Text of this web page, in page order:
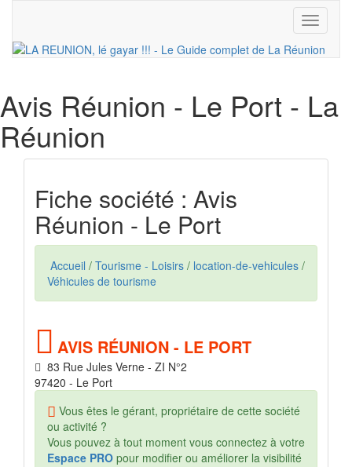
Toggle
Avis Réunion - Le Port - La
Réunion
Fiche société : Avis
Réunion - Le Port
Accueil / Tourisme - Loisirs / location-de-vehicules /
Véhicules de tourisme
AVIS RÉUNION - LE PORT
83 Rue Jules Verne - ZI N°2
97420 - Le Port
Vous êtes le gérant, propriétaire de cette société
ou activité ?
Vous pouvez à tout moment vous connectez à votre
Espace PRO pour modifier ou améliorer la visibilité